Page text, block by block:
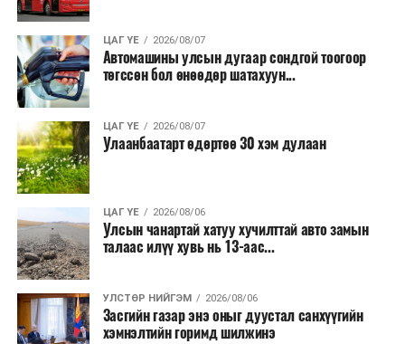
ЦАГ ҮЕ 2026/08/07
Автомашины улсын дугаар сондгой тоогоор
төгссөн бол өнөөдөр шатахуун...
ЦАГ ҮЕ 2026/08/07
Улаанбаатарт өдөртөө 30 хэм дулаан
ЦАГ ҮЕ 2026/08/06
Улсын чанартай хатуу хучилттай авто замын
талаас илүү хувь нь 13-аас...
УЛСТӨР НИЙГЭМ 2026/08/06
Засгийн газар энэ оныг дуустал санхүүгийн
хэмнэлтийн горимд шилжинэ